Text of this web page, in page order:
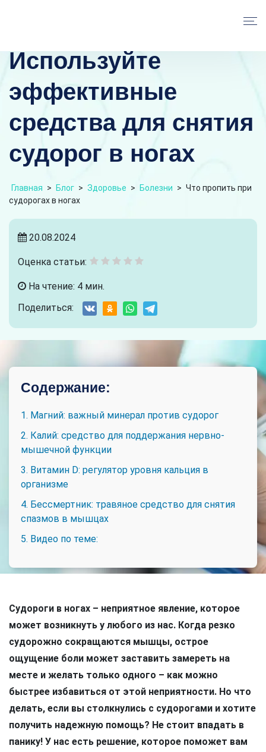
Используйте
эффективные
средства для снятия
судорог в ногах
Главная > Блог > Здоровье > Болезни > Что пропить при
судорогах в ногах
20.08.2024
Оценка статьи:
На чтение: 4 мин.
Поделиться:
Содержание:
1. Магний: важный минерал против судорог
2. Калий: средство для поддержания нервно-
мышечной функции
3. Витамин D: регулятор уровня кальция в
организме
4. Бессмертник: травяное средство для снятия
спазмов в мышцах
5. Видео по теме:
Судороги в ногах – неприятное явление, которое
может возникнуть у любого из нас. Когда резко
судорожно сокращаются мышцы, острое
ощущение боли может заставить замереть на
месте и желать только одного – как можно
быстрее избавиться от этой неприятности. Но что
делать, если вы столкнулись с судорогами и хотите
получить надежную помощь? Не стоит впадать в
панику! У нас есть решение, которое поможет вам